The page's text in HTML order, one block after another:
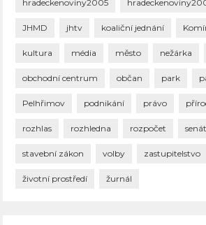
hradeckenoviny2005
JHMD jhtv koaliční jednání
kultura média město nežárka
obchodní centrum občan park
Pelhřimov podnikání právo
rozhlas rozhledna rozpočet senát
stavební zákon volby zastupitelstvo
životní prostředí žurnál